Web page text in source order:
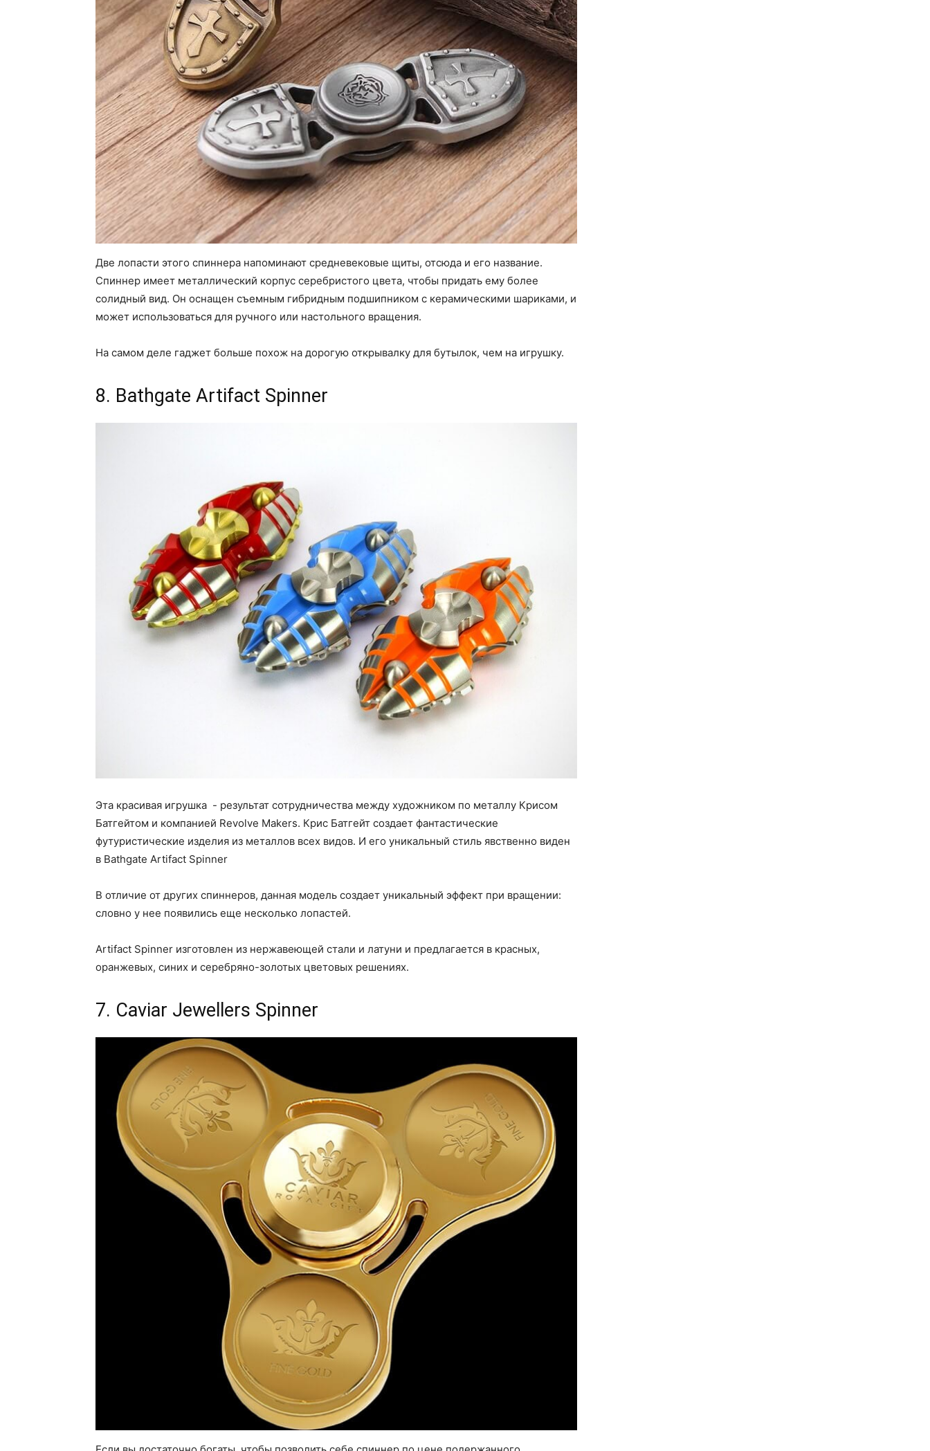
Две лопасти этого спиннера напоминают средневековые щиты, отсюда и его название.
Спиннер имеет металлический корпус серебристого цвета, чтобы придать ему более
солидный вид. Он оснащен съемным гибридным подшипником с керамическими шариками, и
может использоваться для ручного или настольного вращения.
На самом деле гаджет больше похож на дорогую открывалку для бутылок, чем на игрушку.
8. Bathgate Artifact Spinner
Эта красивая игрушка - результат сотрудничества между художником по металлу Крисом
Батгейтом и компанией Revolve Makers. Крис Батгейт создает фантастические
футуристические изделия из металлов всех видов. И его уникальный стиль явственно виден
в Bathgate Artifact Spinner
В отличие от других спиннеров, данная модель создает уникальный эффект при вращении:
словно у нее появились еще несколько лопастей.
Artifact Spinner изготовлен из нержавеющей стали и латуни и предлагается в красных,
оранжевых, синих и серебряно-золотых цветовых решениях.
7. Caviar Jewellers Spinner